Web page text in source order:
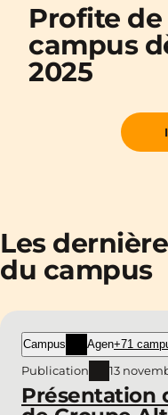
Profite
campus
2025
Les
du campus
Présentation
Campus Agen+71
Publication 13